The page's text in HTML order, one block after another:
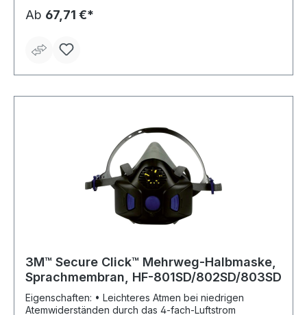
Ab 67,71 €*
3M™ Secure Click™ Mehrweg-Halbmaske,
Sprachmembran, HF-801SD/802SD/803SD
Eigenschaften: • Leichteres Atmen bei niedrigen
Atemwiderständen durch das 4-fach-Luftstrom